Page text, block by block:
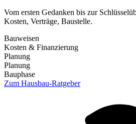
Vom ersten Gedanken bis zur
Kosten, Verträge, Baustelle.
Bauweisen
Kosten & Finanzierung
Planung
Planung
Bauphase
Zum Hausbau-Ratgeber